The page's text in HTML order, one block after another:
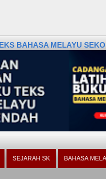
BAHASA MELAYU
SEJARAH SK BAHASA